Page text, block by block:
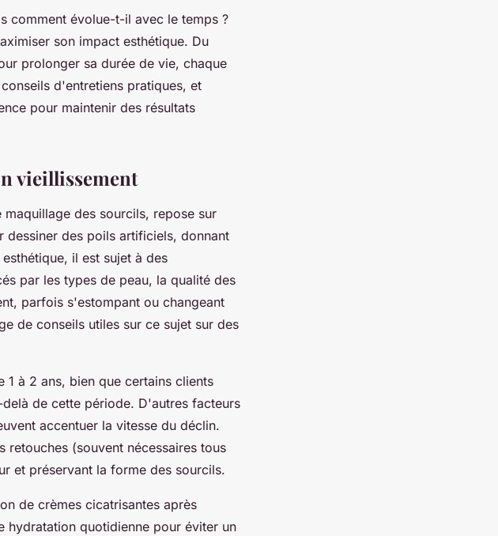
comment évolue-t-il avec le temps ?
son impact esthétique. Du
prolonger sa durée de vie, chaque
d'entretiens pratiques, et
pour maintenir des résultats
vieillissement
des sourcils, repose sur
dessiner des poils artificiels, donnant
il est sujet à des
par les types de peau, la qualité des
parfois s'estompant ou changeant
de conseils utiles sur ce sujet sur des
à 2 ans, bien que certains clients
de cette période. D'autres facteurs
accentuer la vitesse du déclin.
retouches (souvent nécessaires tous
et préservant la forme des sourcils.
de crèmes cicatrisantes après
hydratation quotidienne pour éviter un